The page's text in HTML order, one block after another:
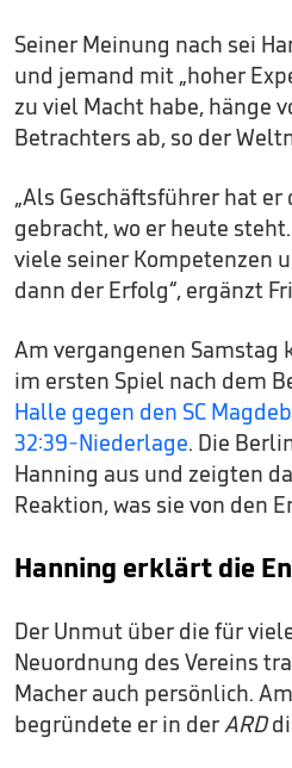
Seiner Meinung nach sei
und jemand mit „hoher
zu viel Macht habe, hänge
Betrachters ab, so der
„Als Geschäftsführer hat er
gebracht, wo er heute
viele seiner Kompetenzen
dann der Erfolg“, ergänzt
Am vergangenen Samstag
im ersten Spiel nach dem
Halle gegen den SC
32:39-Niederlage. Die
Hanning aus und zeigten
Reaktion, was sie von den
Hanning erklärt die
Der Unmut über die für
Neuordnung des Vereins
Macher auch persönlich.
begründete er in derARD